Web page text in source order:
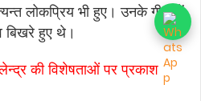
लोकप्रिय भी हुए। उनके गीतों में
बिखरे हुए थे।
की विशेषताओं पर प्रकाश